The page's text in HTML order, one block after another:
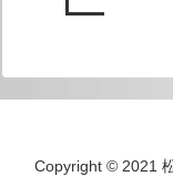
Copyright © 2021